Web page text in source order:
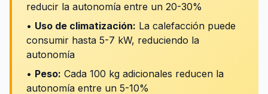
reducir la autonomía entre un 20-30%
• Uso de climatización: La calefacción puede
consumir hasta 5-7 kW, reduciendo la
autonomía
• Peso: Cada 100 kg adicionales reducen la
autonomía entre un 5-10%